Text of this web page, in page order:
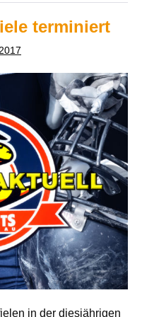
terminiert
in der diesjährigen